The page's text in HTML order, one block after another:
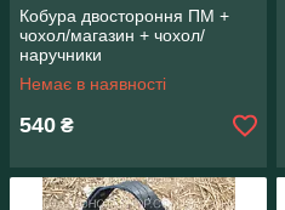
Кобура двостороння ПМ +
чохол/магазин + чохол/
наручники
Немає в наявності
540 ₴